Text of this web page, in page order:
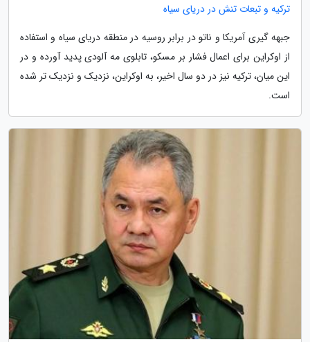
ترکیه و تبعات تنش در دریای سیاه
جبهه گیری آمریکا و ناتو در برابر روسیه در منطقه دریای سیاه و استفاده
از اوکراین برای اعمال فشار بر مسکو، تابلوی مه آلودی پدید آورده و در
این میان، ترکیه نیز در دو سال اخیر، به اوکراین، نزدیک و نزدیک تر شده
است.